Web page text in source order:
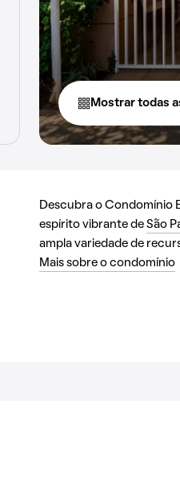
Mostrar todas
Descubra o Condomínio
espírito vibrante de São
ampla variedade de
Mais sobre o condomínio